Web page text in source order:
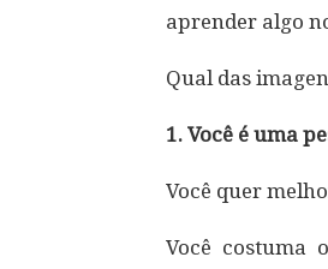
aprender algo
Qual das
1. Você é uma
Você quer
Você costuma